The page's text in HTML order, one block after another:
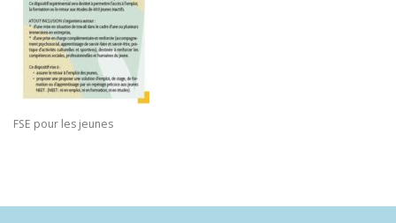
FSE pour les jeunes